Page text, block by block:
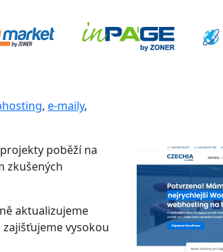
, e-maily,
poběží na
zkušených
aktualizujeme
vysokou